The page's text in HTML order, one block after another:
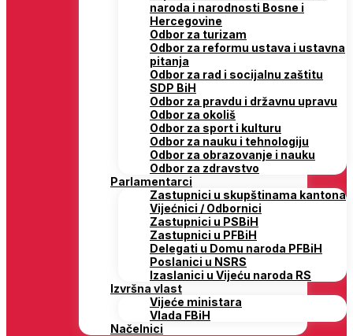
naroda i narodnosti Bosne i
Hercegovine
Odbor za turizam
Odbor za reformu ustava i ustavna
pitanja
Odbor za rad i socijalnu zaštitu
SDP BiH
Odbor za pravdu i državnu upravu
Odbor za okoliš
Odbor za sport i kulturu
Odbor za nauku i tehnologiju
Odbor za obrazovanje i nauku
Odbor za zdravstvo
Parlamentarci
Zastupnici u skupštinama kantona
Vijećnici / Odbornici
Zastupnici u PSBiH
Zastupnici u PFBiH
Delegati u Domu naroda PFBiH
Poslanici u NSRS
Izaslanici u Vijeću naroda RS
Izvršna vlast
Vijeće ministara
Vlada FBiH
Načelnici